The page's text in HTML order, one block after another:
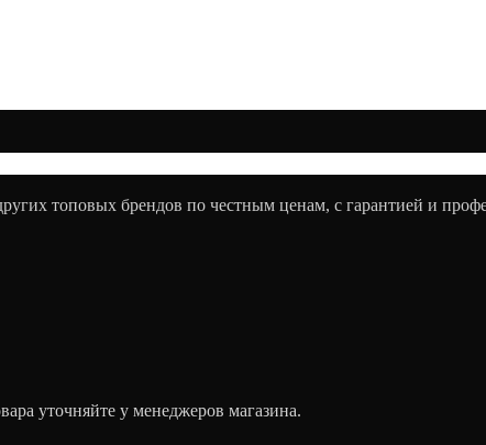
топовых брендов по честным ценам, с гарантией и
уточняйте у менеджеров магазина.